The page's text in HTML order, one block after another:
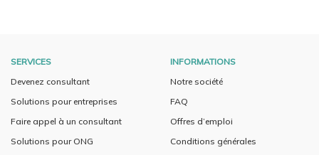
SERVICES
Devenez consultant
Solutions pour entreprises
Faire appel à un consultant
Solutions pour ONG
INFORMATIONS
Notre société
FAQ
Offres d’emploi
Conditions générales